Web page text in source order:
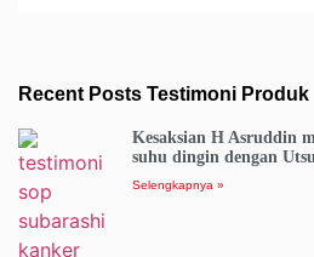
Recent Posts Testimoni Produk
Kesaksian H Asruddin
suhu dingin dengan
Selengkapnya »